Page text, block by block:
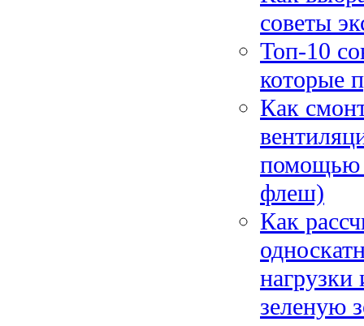
советы
Топ-10
которые
Как
помощью
флеш)
Как
зеленую